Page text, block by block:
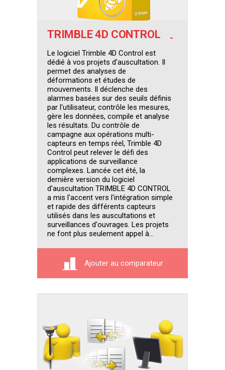
TRIMBLE 4D CONTROL
Le logiciel Trimble 4D Control est
dédié à vos projets d'auscultation. Il
permet des analyses de
déformations et études de
mouvements. Il déclenche des
alarmes basées sur des seuils définis
par l'utilisateur, contrôle les mesures,
gère les données, compile et analyse
les résultats. Du contrôle de
campagne aux opérations multi-
capteurs en temps réel, Trimble 4D
Control peut relever le défi des
applications de surveillance
complexes. Lancée cet été, la
dernière version du logiciel
d'auscultation TRIMBLE 4D CONTROL
a mis l'accent vers l'intégration simple
et rapide des différents capteurs
utilisés dans les auscultations et
surveillances d'ouvrages. Les projets
ne font plus seulement appel à...
Ajouter au comparateur